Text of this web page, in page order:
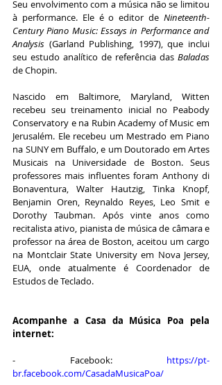
Seu envolvimento com a música não se limitou
à performance. Ele é o editor de Nineteenth-
Century Piano Music: Essays in Performance and
Analysis (Garland Publishing, 1997), que inclui
seu estudo analítico de referência das Baladas
de Chopin.
Nascido em Baltimore, Maryland, Witten
recebeu seu treinamento inicial no Peabody
Conservatory e na Rubin Academy of Music em
Jerusalém. Ele recebeu um Mestrado em Piano
na SUNY em Buffalo, e um Doutorado em Artes
Musicais na Universidade de Boston. Seus
professores mais influentes foram Anthony di
Bonaventura, Walter Hautzig, Tinka Knopf,
Benjamin Oren, Reynaldo Reyes, Leo Smit e
Dorothy Taubman. Após vinte anos como
recitalista ativo, pianista de música de câmara e
professor na área de Boston, aceitou um cargo
na Montclair State University em Nova Jersey,
EUA, onde atualmente é Coordenador de
Estudos de Teclado.
Acompanhe a Casa da Música Poa pela
internet:
- Facebook: https://pt-
br.facebook.com/CasadaMusicaPoa/